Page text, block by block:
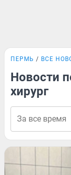
ПЕРМЬ ВСЕ
Новости
хирург